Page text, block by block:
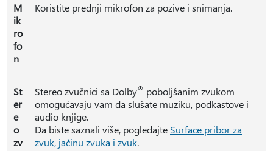
M
ik
ro
fo
n
Koristite prednji mikrofon za pozive i snimanja.
St
er
e
o
zv
Stereo zvučnici sa Dolby® poboljšanim zvukom
omogućavaju vam da slušate muziku, podkastove i
audio knjige.
Da biste saznali više, pogledajte Surface pribor za
zvuk, jačinu zvuka i zvuk.